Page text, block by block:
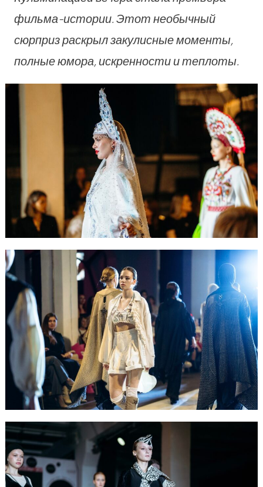
фильма-истории. Этот необычный
сюрприз раскрыл закулисные моменты,
полные юмора, искренности и теплоты.